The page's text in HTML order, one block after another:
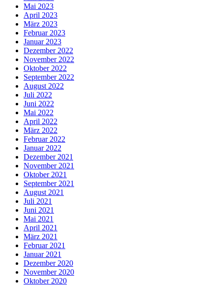
Mai 2023
April 2023
März 2023
Februar 2023
Januar 2023
Dezember 2022
November 2022
Oktober 2022
September 2022
August 2022
Juli 2022
Juni 2022
Mai 2022
April 2022
März 2022
Februar 2022
Januar 2022
Dezember 2021
November 2021
Oktober 2021
September 2021
August 2021
Juli 2021
Juni 2021
Mai 2021
April 2021
März 2021
Februar 2021
Januar 2021
Dezember 2020
November 2020
Oktober 2020